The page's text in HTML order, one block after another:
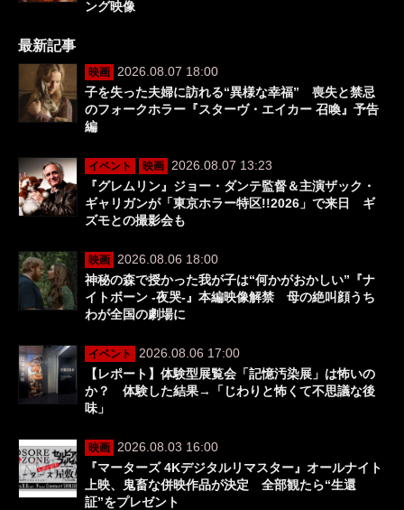
ング映像
最新記事
映画
2026.08.07 18:00
子を失った夫婦に訪れる“異様な幸福” 喪失と禁忌
のフォークホラー『スターヴ・エイカー 召喚』予告
編
イベント 映画
2026.08.07 13:23
『グレムリン』ジョー・ダンテ監督＆主演ザック・
ギャリガンが「東京ホラー特区!!2026」で来日 ギ
ズモとの撮影会も
映画
2026.08.06 18:00
神秘の森で授かった我が子は“何かがおかしい”『ナ
イトボーン -夜哭-』本編映像解禁 母の絶叫顔うち
わが全国の劇場に
イベント
2026.08.06 17:00
【レポート】体験型展覧会「記憶汚染展」は怖いの
か？ 体験した結果→「じわりと怖くて不思議な後
味」
映画
2026.08.03 16:00
『マーターズ 4Kデジタルリマスター』オールナイト
上映、鬼畜な併映作品が決定 全部観たら“生還
証”をプレゼント